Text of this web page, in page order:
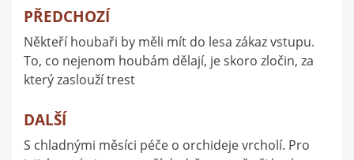
Navigace
pro
příspěvek
PŘEDCHOZÍ
Někteří houbaři by měli mít do lesa zákaz vstupu.
To, co nejenom houbám dělají, je skoro zločin, za
který zaslouží trest
DALŠÍ
S chladnými měsíci péče o orchideje vrcholí. Pro